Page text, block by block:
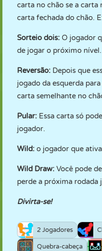
carta no chão se a carta
carta fechada do chão.
Sorteio dois: O jogador
de jogar o próximo
Reversão: Depois que
jogado da esquerda
carta semelhante no
Pular: Essa carta só
jogador.
Wild: o jogador que
Wild Draw: Você pode
perde a próxima rodada
Divirta-se!
2 Jogadores
Quebra-cabeça